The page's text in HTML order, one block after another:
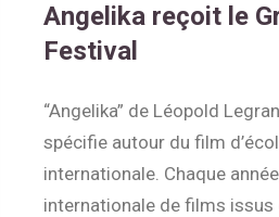
Angelika reçoit le
Festival
“Angelika” de Léopold
spécifie autour du film
internationale. Chaque
internationale de films